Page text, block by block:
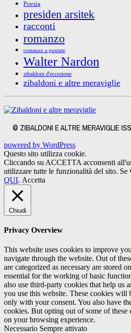
Poesia
presiden arsitek
racconti
romanzo
romanzo a puntate
Walter Nardon
zibaldoni d'eccezione
zibaldoni e altre meraviglie
© ZIBALDONI E ALTRE MERAVIGLIE
powered by WordPress
Questo sito utilizza cookie.
Cliccando su ACCETTA acconsenti
utilizzare tutte le funzionalità del sito. Se
QUI. Accetta
Chiudi
Privacy Overview
This website uses cookies to improve
navigate through the website. Out of
are categorized as necessary are stored
essential for the working of basic
also use third-party cookies that help us
you use this website. These cookies will
only with your consent. You also have
cookies. But opting out of some of these
on your browsing experience.
Necessario Sempre attivato